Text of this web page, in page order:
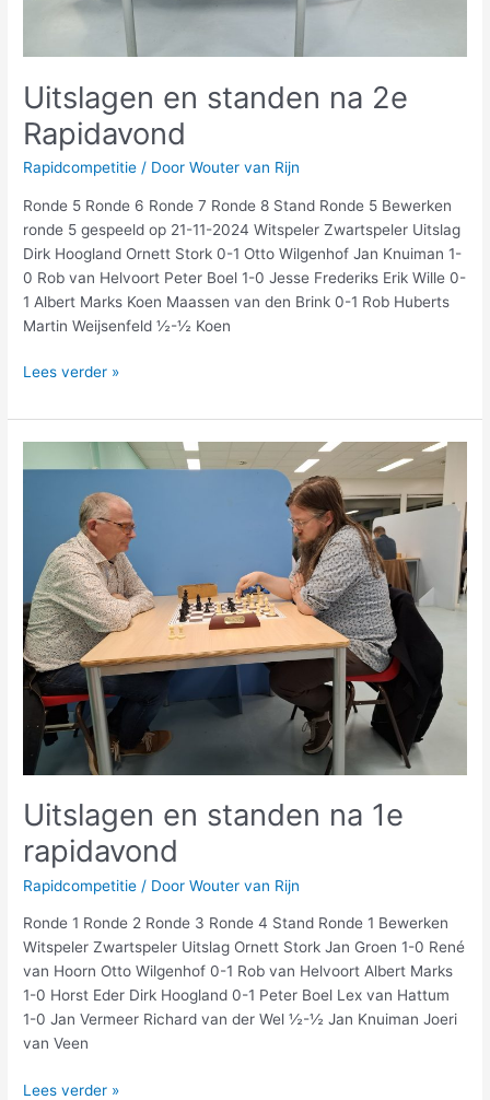
Uitslagen en standen na 2e
Rapidavond
Rapidcompetitie / DoorWouter van Rijn
Ronde 5 Ronde 6 Ronde 7 Ronde 8 Stand Ronde 5 Bewerken
ronde 5 gespeeld op 21-11-2024 Witspeler Zwartspeler Uitslag
Dirk Hoogland Ornett Stork 0-1 Otto Wilgenhof Jan Knuiman 1-
0 Rob van Helvoort Peter Boel 1-0 Jesse Frederiks Erik Wille 0-
1 Albert Marks Koen Maassen van den Brink 0-1 Rob Huberts
Martin Weijsenfeld ½-½ Koen
Lees verder »
Uitslagen en standen na 1e
rapidavond
Rapidcompetitie / DoorWouter van Rijn
Ronde 1 Ronde 2 Ronde 3 Ronde 4 Stand Ronde 1 Bewerken
Witspeler Zwartspeler Uitslag Ornett Stork Jan Groen 1-0 René
van Hoorn Otto Wilgenhof 0-1 Rob van Helvoort Albert Marks
1-0 Horst Eder Dirk Hoogland 0-1 Peter Boel Lex van Hattum
1-0 Jan Vermeer Richard van der Wel ½-½ Jan Knuiman Joeri
van Veen
rapidavond
Lees verder »